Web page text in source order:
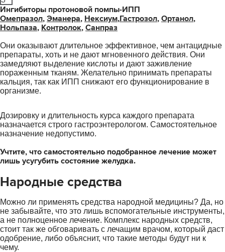
Ингибиторы протоновой помпы-ИПП
Омепразол, Эманера, Нексиум,Гастрозол, Ортанол,
Нольпаза, Контролок, Санпраз
Они оказывают длительное эффективное, чем антацидные
препараты, хоть и не дают мгновенного действия. Они
замедляют выделение кислоты и дают заживление
пораженным тканям. Желательно принимать препараты
кальция, так как ИПП снижают его функционирование в
организме.
Дозировку и длительность курса каждого препарата
назначается строго гастроэнтерологом. Самостоятельное
назначение недопустимо.
Учтите, что самостоятельно подобранное лечение может
лишь усугубить состояние желудка.
Народные средства
Можно ли применять средства народной медицины? Да, но
не забывайте, что это лишь вспомогательные инструменты,
а не полноценное лечение. Комплекс народных средств,
стоит так же обговаривать с лечащим врачом, который даст
одобрение, либо объяснит, что такие методы будут ни к
чему.